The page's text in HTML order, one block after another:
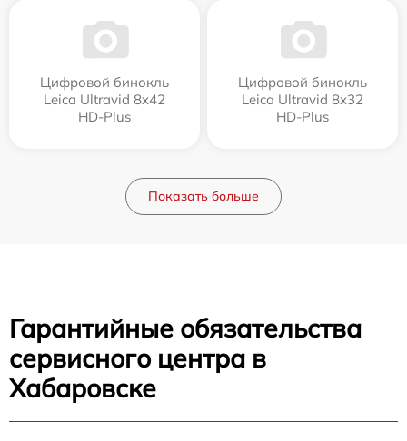
Цифровой бинокль
Leica Ultravid 8x42
HD-Plus
Цифровой бинокль
Leica Ultravid 8x32
HD-Plus
Показать больше
Гарантийные обязательства
сервисного центра в
Хабаровске